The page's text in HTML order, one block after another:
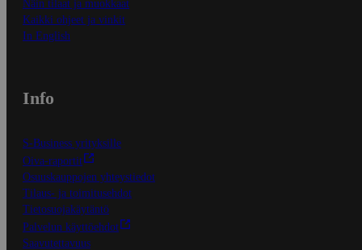
Näin tilaat ja muokkaat
Kaikki ohjeet ja vinkit
In English
Info
S-Business yrityksille
Oiva-raportit
Osuuskauppojen yhteystiedot
Tilaus- ja toimitusehdot
Tietosuojakäytäntö
Palvelun käyttöehdot
Saavutettavuus